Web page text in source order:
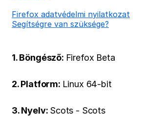
Firefox adatvédelmi nyilatkozat
Segítségre van szüksége?
1. Böngésző: Firefox Beta
2. Platform: Linux 64-bit
3. Nyelv: Scots - Scots